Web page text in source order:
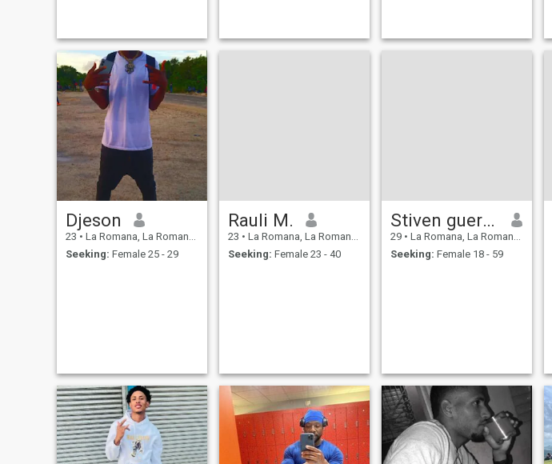
Let's make memories!"
Djeson
23 • La Romana, La Romana, Dominican Republic
Seeking: Female 25 - 29
Rauli M.
23 • La Romana, La Romana, Dominican Republic
Seeking: Female 23 - 40
Stiven guerrero
29 • La Romana, La Romana, Dominican Republic
Seeking: Female 18 - 59